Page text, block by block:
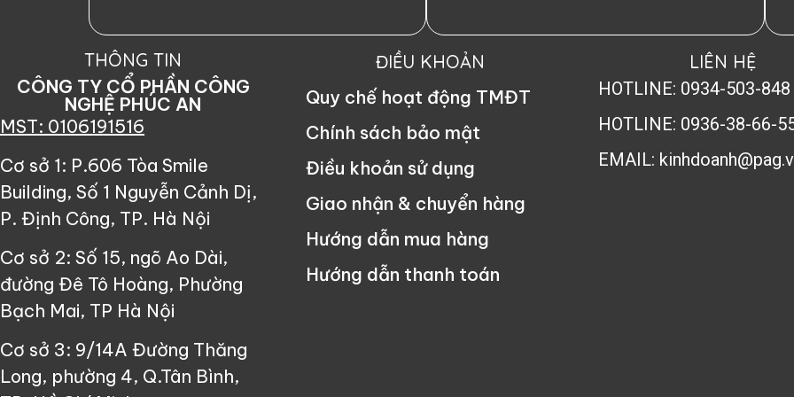
THÔNG TIN
CÔNG TY CỔ PHẦN CÔNG
NGHỆ PHÚC AN
MST: 0106191516
Cơ sở 1: P.606 Tòa Smile
Building, Số 1 Nguyễn Cảnh Dị,
P. Định Công, TP. Hà Nội
Cơ sở 2: Số 15, ngõ Ao Dài,
đường Đê Tô Hoàng, Phường
Bạch Mai, TP Hà Nội
Cơ sở 3: 9/14A Đường Thăng
Long, phường 4, Q.Tân Bình,
ĐIỀU KHOẢN
Quy chế hoạt động TMĐT
Chính sách bảo mật
Điều khoản sử dụng
Giao nhận & chuyển hàng
Hướng dẫn mua hàng
Hướng dẫn thanh toán
LIÊN HỆ
HOTLINE: 0934-503-848
HOTLINE: 0936-38-66-
EMAIL: